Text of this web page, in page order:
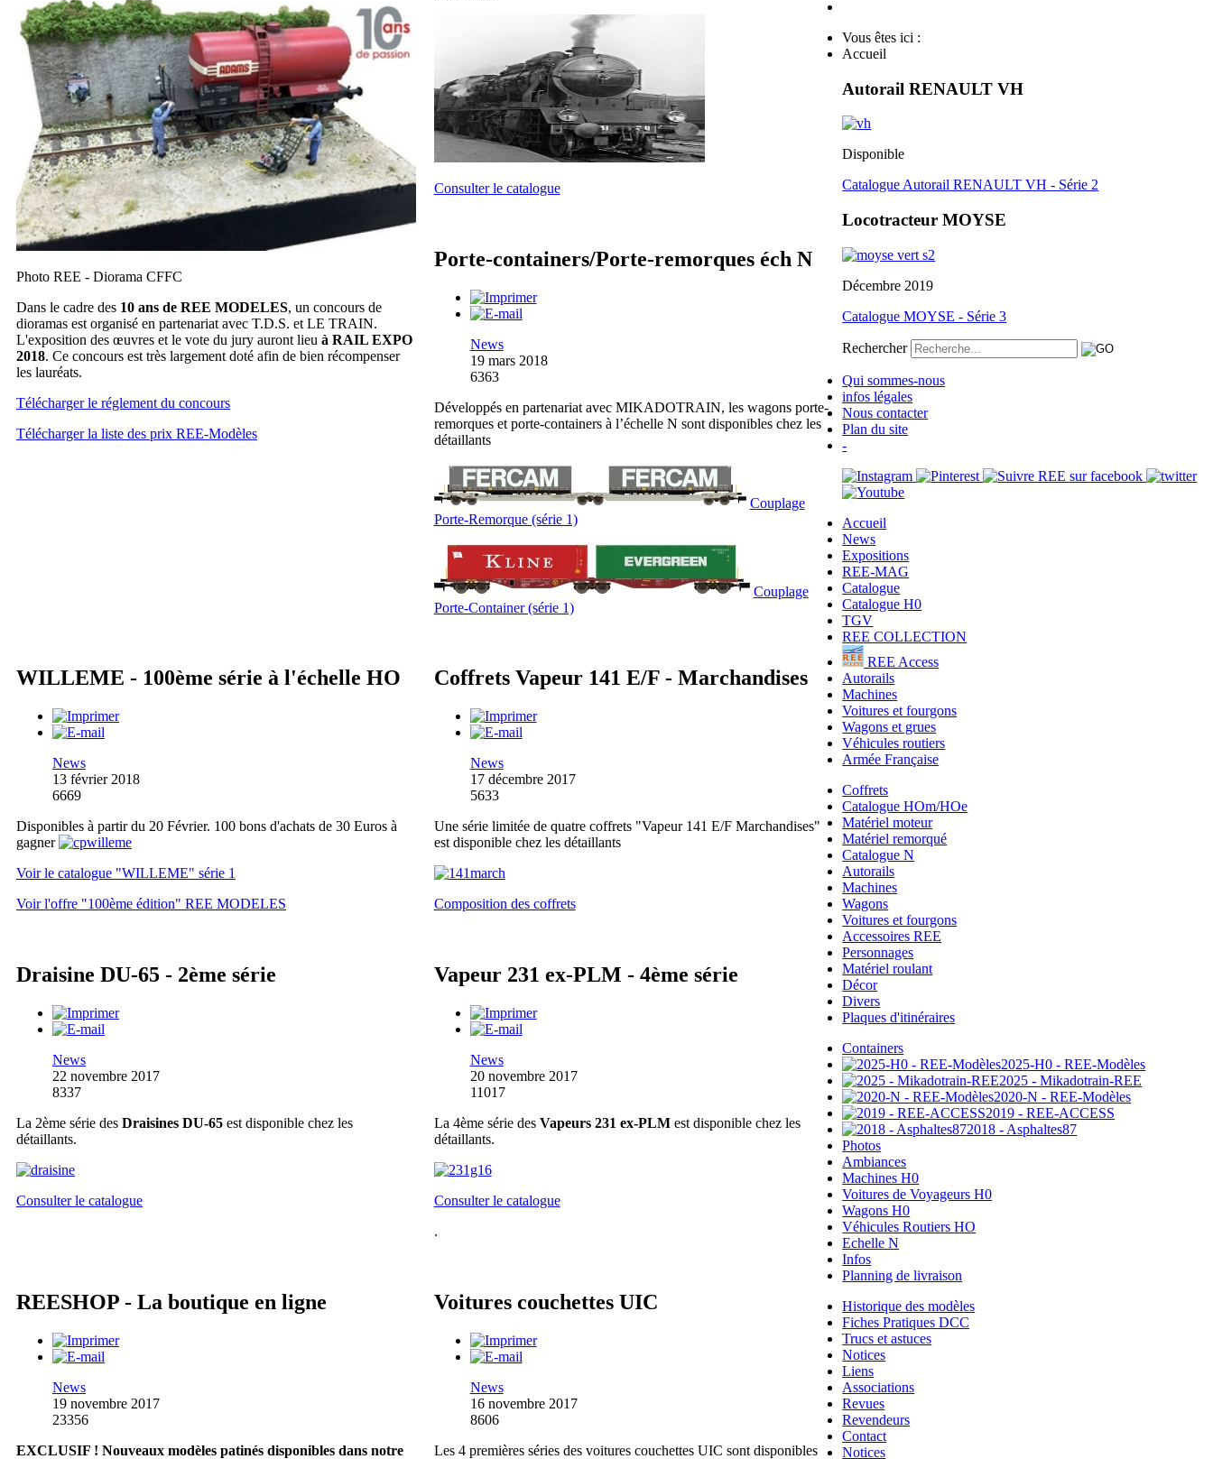
Photo REE - Diorama CFFC
Dans le cadre des 10 ans de REE MODELES, un concours de
dioramas est organisé en partenariat avec T.D.S. et LE TRAIN.
L'exposition des œuvres et le vote du jury auront lieu à RAIL EXPO
2018. Ce concours est très largement doté afin de bien récompenser
les lauréats.
Télécharger le réglement du concours
Télécharger la liste des prix REE-Modèles
Consulter le catalogue
Porte-containers/Porte-remorques éch N
News
19 mars 2018
6363
Développés en partenariat avec MIKADOTRAIN, les wagons porte-
remorques et porte-containers à l’échelle N sont disponibles chez les
détaillants
Couplage
Porte-Remorque (série 1)
Couplage
Porte-Container (série 1)
WILLEME - 100ème série à l'échelle HO
News
13 février 2018
6669
Disponibles à partir du 20 Février. 100 bons d'achats de 30 Euros à
gagner
Voir le catalogue "WILLEME" série 1
Voir l'offre "100ème édition" REE MODELES
Coffrets Vapeur 141 E/F - Marchandises
News
17 décembre 2017
5633
Une série limitée de quatre coffrets "Vapeur 141 E/F Marchandises"
est disponible chez les détaillants
Composition des coffrets
Draisine DU-65 - 2ème série
News
22 novembre 2017
8337
La 2ème série des Draisines DU-65 est disponible chez les
détaillants.
Consulter le catalogue
Vapeur 231 ex-PLM - 4ème série
News
20 novembre 2017
11017
La 4ème série des Vapeurs 231 ex-PLMest disponible chez les
détaillants.
Consulter le catalogue
.
REESHOP - La boutique en ligne
News
19 novembre 2017
23356
EXCLUSIF ! Nouveaux modèles patinés disponibles dans notre
Voitures couchettes UIC
News
16 novembre 2017
8606
Les 4 premières séries des voitures couchettes UIC sont disponibles
Vous êtes ici :
Accueil
Autorail RENAULT VH
Disponible
Catalogue Autorail RENAULT VH - Série 2
Locotracteur MOYSE
Décembre 2019
Catalogue MOYSE - Série 3
Rechercher
Qui sommes-nous
infos légales
Nous contacter
Plan du site
-
Accueil
News
Expositions
REE-MAG
Catalogue
Catalogue H0
TGV
REE COLLECTION
REE Access
Autorails
Machines
Voitures et fourgons
Wagons et grues
Véhicules routiers
Armée Française
Coffrets
Catalogue HOm/HOe
Matériel moteur
Matériel remorqué
Catalogue N
Autorails
Machines
Wagons
Voitures et fourgons
Accessoires REE
Personnages
Matériel roulant
Décor
Divers
Plaques d'itinéraires
Containers
2025-H0 - REE-Modèles
2025 - Mikadotrain-REE
2020-N - REE-Modèles
2019 - REE-ACCESS
2018 - Asphaltes87
Photos
Ambiances
Machines H0
Voitures de Voyageurs H0
Wagons H0
Véhicules Routiers HO
Echelle N
Infos
Planning de livraison
Historique des modèles
Fiches Pratiques DCC
Trucs et astuces
Notices
Liens
Associations
Revues
Revendeurs
Contact
Notices